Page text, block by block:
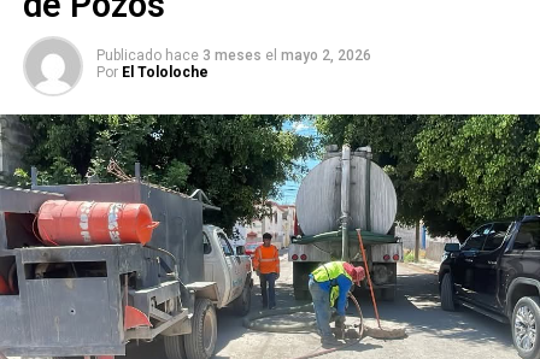
Publicado hace 3 meses el mayo 2, 2026
Por El Tololoche